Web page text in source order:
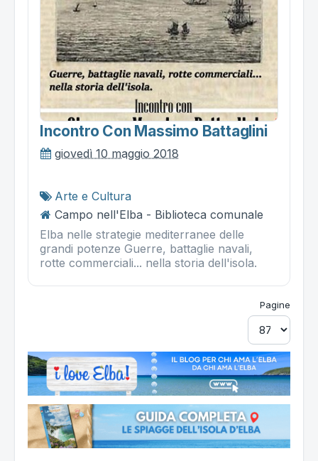
Incontro Con Massimo Battaglini
giovedì 10 maggio 2018
Arte e Cultura
Campo nell'Elba - Biblioteca comunale
Elba nelle strategie mediterranee delle
grandi potenze Guerre, battaglie navali,
rotte commerciali... nella storia dell'isola.
Pagine